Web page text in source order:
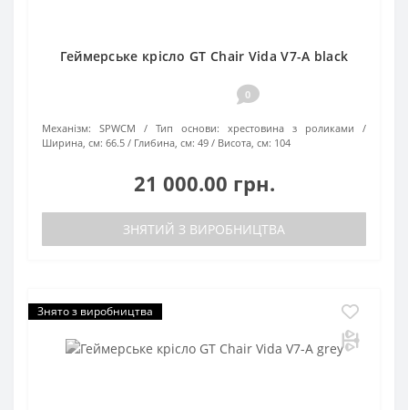
Геймерське крісло GT Chair Vida V7-A black
0
Механізм: SPWCM Тип основи:
хрестовина з роликами
Ширина, см: 66.5 Глибина, см: 49 Висота, см: 104
21 000.00 грн.
ЗНЯТИЙ З ВИРОБНИЦТВА
Знято з виробництва